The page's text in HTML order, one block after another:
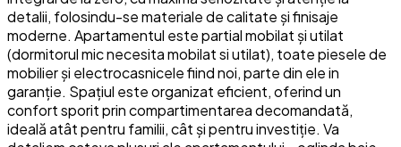
detalii, folosindu-se materiale de calitate și finisaje
moderne. Apartamentul este partial mobilat și utilat
(dormitorul mic necesita mobilat si utilat), toate piesele de
mobilier și electrocasnicele fiind noi, parte din ele in
garanție. Spațiul este organizat eficient, oferind un
confort sporit prin compartimentarea decomandată,
ideală atât pentru familii, cât și pentru investiție. Va